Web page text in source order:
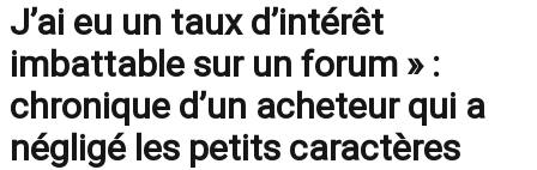
J’ai eu un taux d’intérêt
imbattable sur un forum » :
chronique d’un acheteur qui a
négligé les petits caractères